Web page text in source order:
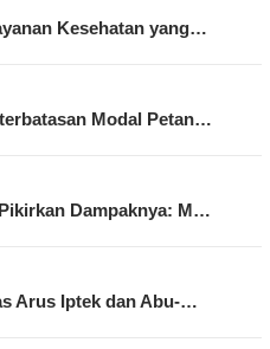
Kesehatan yang…
Modal Petan…
Dampaknya: M…
Arus Iptek dan Abu-…